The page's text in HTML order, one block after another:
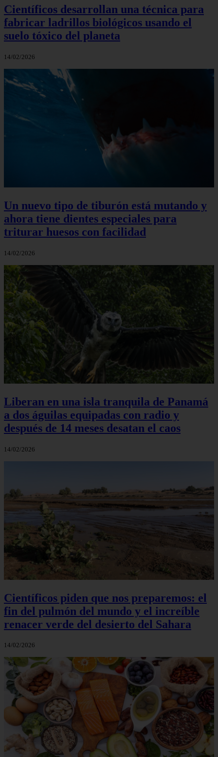
Científicos desarrollan una técnica para
fabricar ladrillos biológicos usando el
suelo tóxico del planeta
14/02/2026
Un nuevo tipo de tiburón está mutando y
ahora tiene dientes especiales para
triturar huesos con facilidad
14/02/2026
Liberan en una isla tranquila de Panamá
a dos águilas equipadas con radio y
después de 14 meses desatan el caos
14/02/2026
Científicos piden que nos preparemos: el
fin del pulmón del mundo y el increíble
renacer verde del desierto del Sahara
14/02/2026